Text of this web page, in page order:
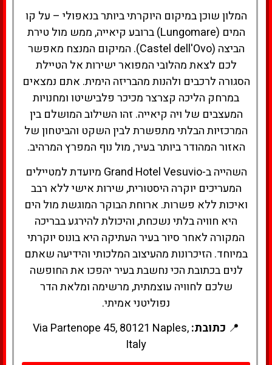
המלון שוכן במיקום היוקרתי ביותר בנאפולי – על קו
המים (Lungomare) ברובע קיאייה, ממש מול טירת
הביצה (Castel dell'Ovo). המיקום המנצח מאפשר
לכם לצאת מהלובי המפואר ישירות אל הטיילת
הסגורה לרכבים ולהנות מהבריזה הימית. אתם נמצאים
במרחק הליכה קצרצר מכיכר פלבישיטו ומחנויות
המעצבים של ויה קיאייה. זהו השילוב המושלם בין
המרכזיות הבלתי מתפשרת לבין השקט והביטחון של
האזור המהודר ביותר בעיר, מול נוף המפרץ המרהיב.
השהייה ב-Grand Hotel Vesuvio מיועדת למטיילים
המעריכים יוקרה היסטורית, שירות אישי ללא רבב
ואיכות ללא פשרות. ארוחת הבוקר המוגשת מול הים
היא חוויה בלתי נשכחת, והיכולת להירגע בבריכה
המקורה לאחר סיור בעיר העתיקה היא בונוס יוקרתי
במיוחד. הזיכרונות מהעיצוב המלכותי והידיעה שאתם
לנים בכתובת הכי נחשבת בעיר יהפכו את החופשה
שלכם לחוויה עוצמתית, מרשימה ומלאת הדר
נפוליטני אמיתי.
📍 כתובת:Via Partenope 45, 80121 Naples,
Italy